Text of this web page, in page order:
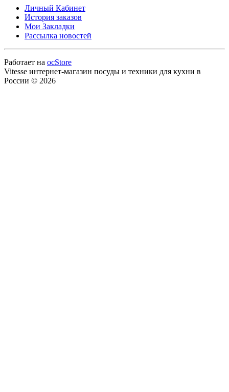
Личный Кабинет
История заказов
Мои Закладки
Рассылка новостей
Работает на ocStore
Vitesse интернет-магазин посуды и техники для кухни в
России © 2026